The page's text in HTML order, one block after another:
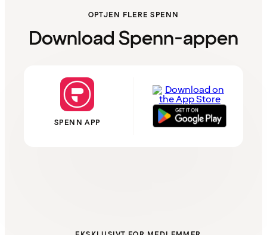
OPTJEN FLERE SPENN
Download Spenn-appen
SPENN APP